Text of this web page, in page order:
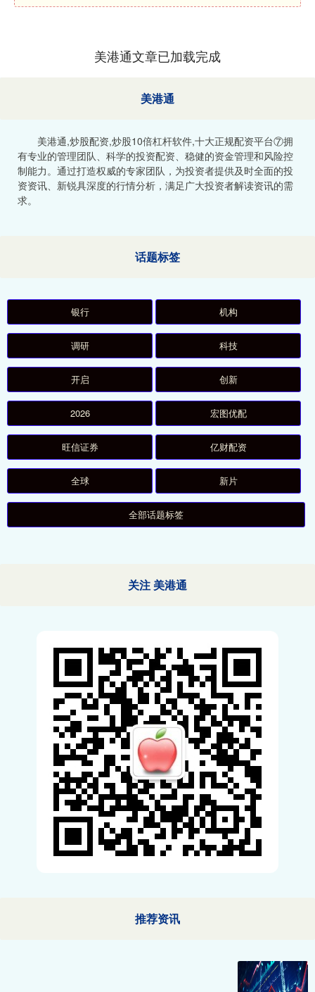
美港通文章已加载完成
美港通
美港通,炒股配资,炒股10倍杠杆软件,十大正规配资平台⑦拥
有专业的管理团队、科学的投资配资、稳健的资金管理和风险控
制能力。通过打造权威的专家团队，为投资者提供及时全面的投
资资讯、新锐具深度的行情分析，满足广大投资者解读资讯的需
求。
话题标签
银行 机构
调研 科技
开启 创新
2026 宏图优配
旺信证券 亿财配资
全球 新片
全部话题标签
关注 美港通
推荐资讯